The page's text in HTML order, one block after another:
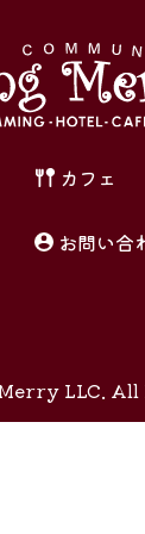
カフェ
お問い合
LLC. All